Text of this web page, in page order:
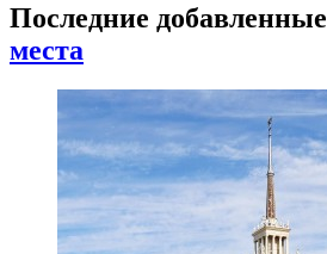
Последние добавленные
места